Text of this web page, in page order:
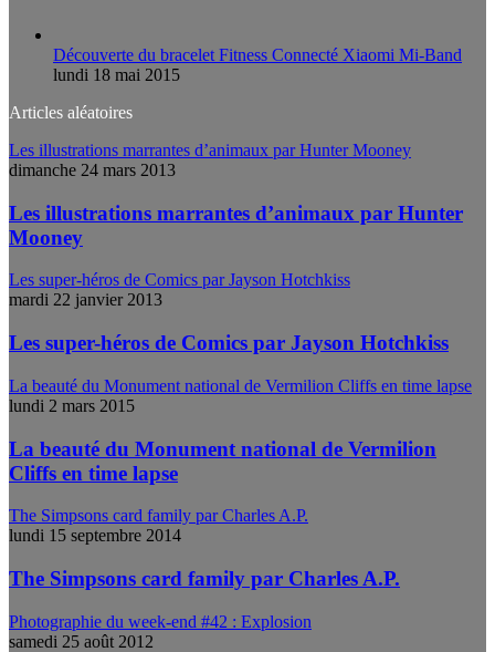
Découverte du bracelet Fitness Connecté Xiaomi Mi-Band
lundi 18 mai 2015
Articles aléatoires
Les illustrations marrantes d’animaux par Hunter Mooney
dimanche 24 mars 2013
Les illustrations marrantes d’animaux par Hunter
Mooney
Les super-héros de Comics par Jayson Hotchkiss
mardi 22 janvier 2013
Les super-héros de Comics par Jayson Hotchkiss
La beauté du Monument national de Vermilion Cliffs en time lapse
lundi 2 mars 2015
La beauté du Monument national de Vermilion
Cliffs en time lapse
The Simpsons card family par Charles A.P.
lundi 15 septembre 2014
The Simpsons card family par Charles A.P.
Photographie du week-end #42 : Explosion
samedi 25 août 2012